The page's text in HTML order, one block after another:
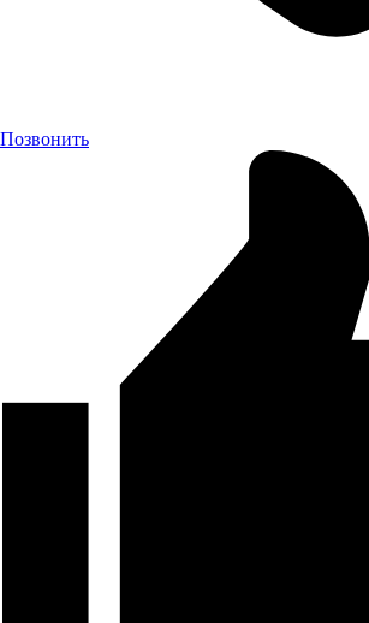
Позвонить